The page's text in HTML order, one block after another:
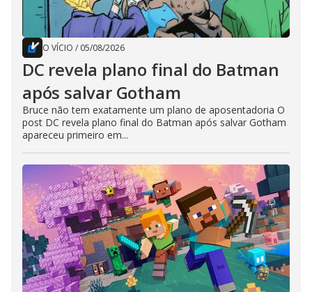
O VÍCIO / 05/08/2026
DC revela plano final do Batman
após salvar Gotham
Bruce não tem exatamente um plano de aposentadoria O
post DC revela plano final do Batman após salvar Gotham
apareceu primeiro em...